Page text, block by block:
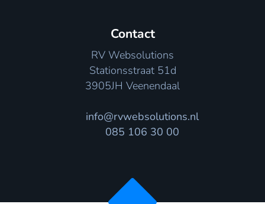
Contact
RV Websolutions
Stationsstraat 51d
3905JH Veenendaal
info@rvwebsolutions.nl
085 106 30 00